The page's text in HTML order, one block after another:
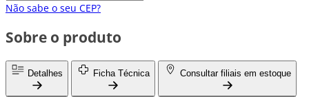
Não sabe o seu CEP?
Sobre o produto
Detalhes Ficha Técnica Consultar filiais em estoque